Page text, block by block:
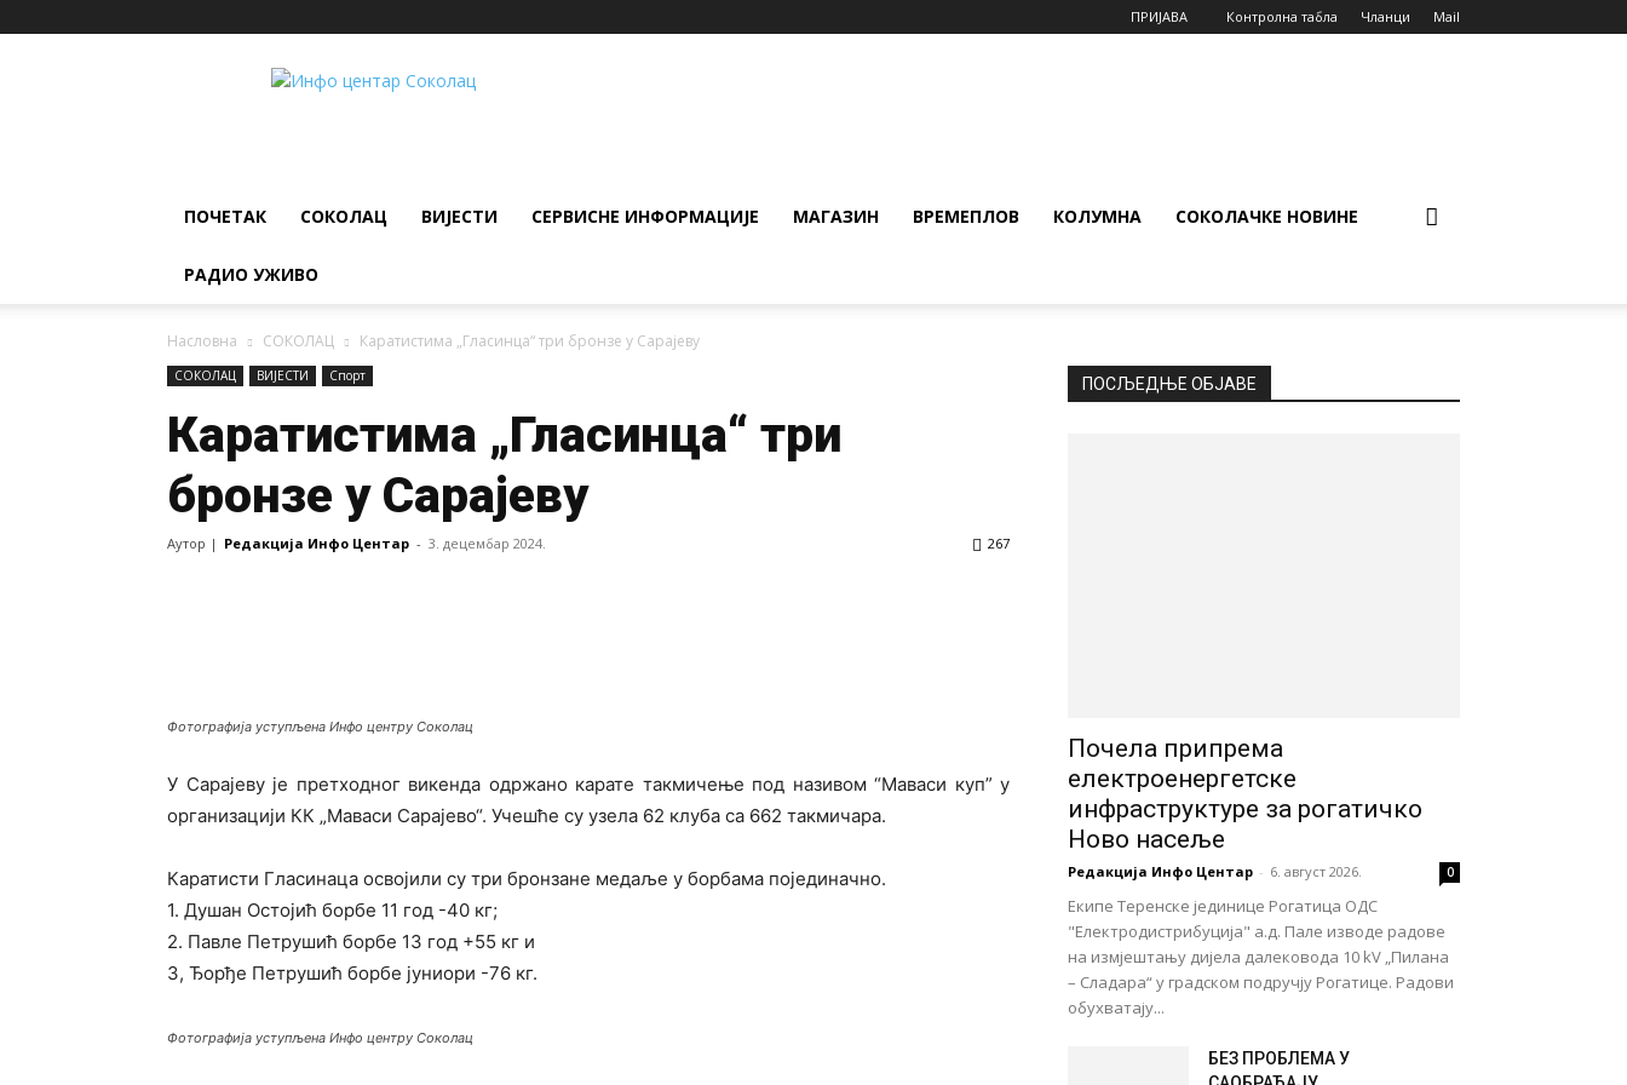
ПРИЈАВА Контролна табла Чланци Mail
ИНФО
ПОЧЕТАК СОКОЛАЦ ВИЈЕСТИ СЕРВИСНЕ ИНФОРМАЦИЈЕ МАГАЗИН ВРЕМЕПЛОВ КОЛУМНА СОКОЛАЧКЕ НОВИНЕ
РАДИО УЖИВО
Насловна СОКОЛАЦ Каратистима „Гласинца“ три бронзе у Сарајеву
СОКОЛАЦ ВИЈЕСТИ Спорт
Каратистима „Гласинца“ три
бронзе у Сарајеву
Аутор | Редакција Инфо Центар - 3. децембар 2024. 267
Фотографија уступљена Инфо центру Соколац
У Сарајеву је претходног викенда одржано карате такмичење под називом “Маваси куп” у
организацији КК „Маваси Сарајево“. Учешће су узела 62 клуба са 662 такмичара.
Каратисти Гласинаца освојили су три бронзане медаље у борбама појединачно.
1. Душан Остојић борбе 11 год -40 кг;
2. Павле Петрушић борбе 13 год +55 кг и
3, Ђорђе Петрушић борбе јуниори -76 кг.
Фотографија уступљена Инфо центру Соколац
ПОСЉЕДЊЕ ОБЈАВЕ
Почела припрема
електроенергетске
инфраструктуре за рогатичко
Ново насеље
Редакција Инфо Центар - 6. август 2026. 0
Екипе Теренске јединице Рогатица ОДС
"Електродистрибуција" а.д. Пале изводе радове
на измјештању дијела далековода 10 kV „Пилана
– Сладара“ у градском подручју Рогатице. Радови
обухватају...
БЕЗ ПРОБЛЕМА У